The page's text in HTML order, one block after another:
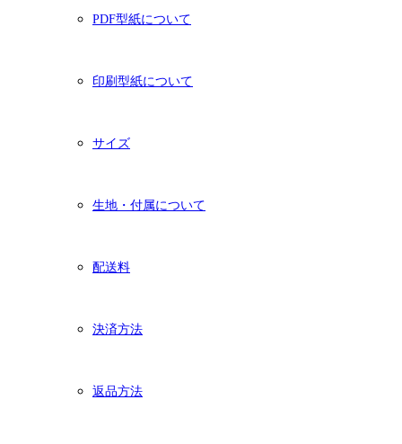
PDF型紙について
印刷型紙について
サイズ
生地・付属について
配送料
決済方法
返品方法